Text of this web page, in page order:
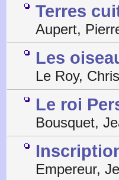
Terres
Aupert,
Les
Le Roy,
Le roi
Bousquet,
Empereur,